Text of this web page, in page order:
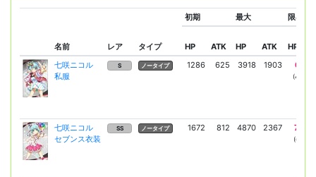
名前 レア タイプ
初期 最大 限界
HP ATK HP ATK
HP
七咲ニコル
私服
S ノータイプ 1286 625 3918 1903 6416
(4898)
七咲ニコル
セブンス衣装
SS ノータイプ 1672 812 4870 2367 7973
(6087)